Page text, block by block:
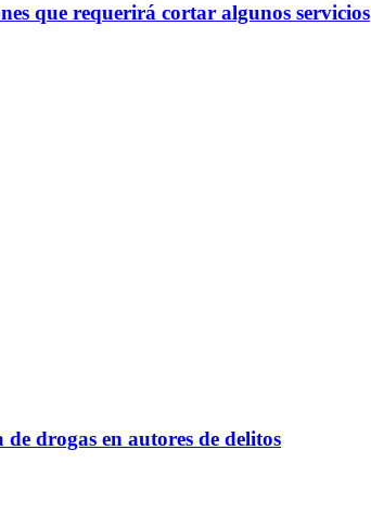
que requerirá cortar algunos servicios
drogas en autores de delitos